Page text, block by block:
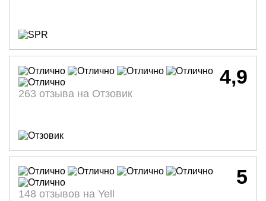
4,9
263 отзыва на Отзовик
5
148 отзывов на Yell